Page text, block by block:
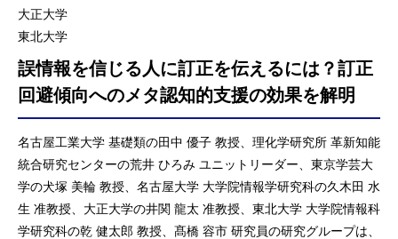
大正大学
東北大学
誤情報を信じる人に訂正を伝えるには？訂正
回避傾向へのメタ認知的支援の効果を解明
名古屋工業大学 基礎類の田中 優子 教授、理化学研究所 革新知能
統合研究センターの荒井 ひろみ ユニットリーダー、東京学芸大
学の犬塚 美輪 教授、名古屋大学 大学院情報学研究科の久木田 水
生 准教授、大正大学の井関 龍太 准教授、東北大学 大学院情報科
学研究科の乾 健太郎 教授、髙橋 容市 研究員の研究グループは、